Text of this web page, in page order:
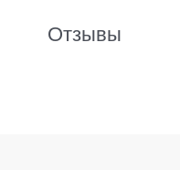
Отзывы